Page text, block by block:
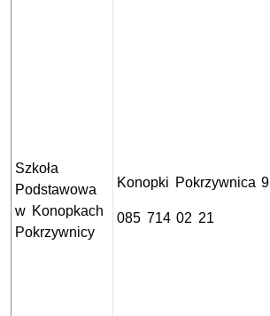
Szkoła
Podstawowa
w Konopkach
Pokrzywnicy
Konopki Pokrzywnica 9
085 714 02 21